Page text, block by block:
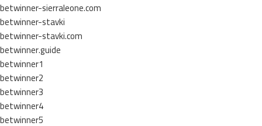
betwinner-sierraleone.com
betwinner-stavki
betwinner-stavki.com
betwinner.guide
betwinner1
betwinner2
betwinner3
betwinner4
betwinner5